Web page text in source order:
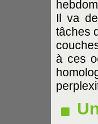
Il va
tâches
à ces